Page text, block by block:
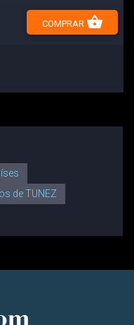
COMPRAR shopping_basket
de TUNEZ